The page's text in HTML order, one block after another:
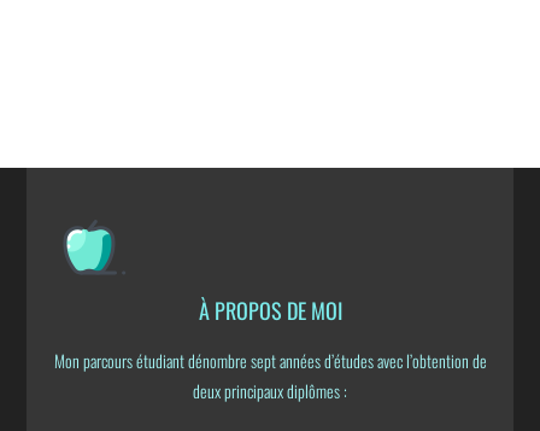
À PROPOS DE MOI
Mon parcours étudiant dénombre sept années d’études avec l’obtention de
deux principaux diplômes :